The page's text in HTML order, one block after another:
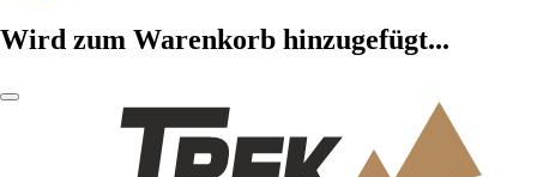
Wird zum Warenkorb hinzugefügt...